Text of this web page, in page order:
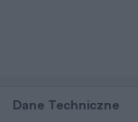
Dane Techniczne